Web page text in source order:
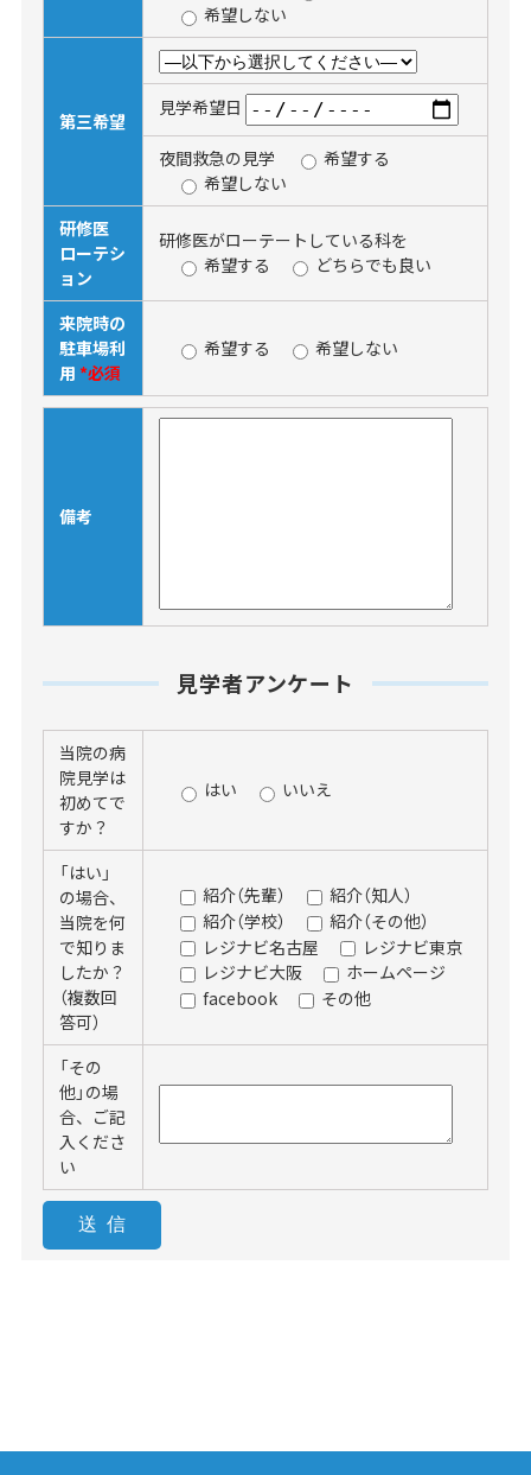
希望しない
第三希望
見学希望日
夜間救急の見学
希望する
希望しない
研修医
ローテシ
ョン
研修医がローテートしている科を
希望する
どちらでも良い
来院時の
駐車場利
用*必須
希望する 希望しない
備考
見学者アンケート
当院の病
院見学は
初めてで
すか？
はい いいえ
「はい」
の場合、
当院を何
で知りま
したか？
（複数回
答可）
紹介（先輩）
紹介（知人）
紹介（学校）
紹介（その他）
レジナビ名古屋
レジナビ東京
レジナビ大阪
ホームページ
facebook
その他
「その
他」の場
合、ご記
入くださ
い